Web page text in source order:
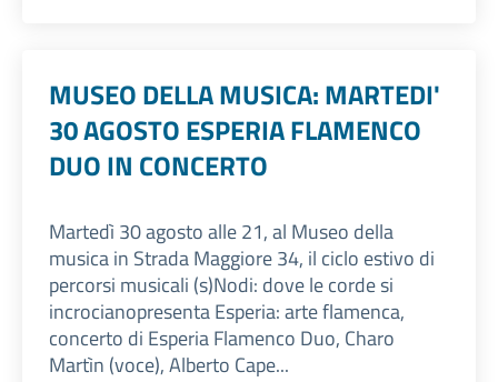
MUSEO DELLA MUSICA: MARTEDI'
30 AGOSTO ESPERIA FLAMENCO
DUO IN CONCERTO
Martedì 30 agosto alle 21, al Museo della
musica in Strada Maggiore 34, il ciclo estivo di
percorsi musicali (s)Nodi: dove le corde si
incrocianopresenta Esperia: arte flamenca,
concerto di Esperia Flamenco Duo, Charo
Martìn (voce), Alberto Cape...